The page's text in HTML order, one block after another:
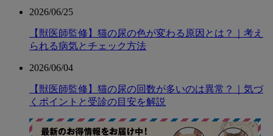
2026/06/25
【獣医師監修】猫の尿の色が変わる原因とは？｜考え
られる病気とチェック方法
2026/06/04
【獣医師監修】猫の尿の回数が多いのは異常？｜気づ
くポイントと受診の目安を解説